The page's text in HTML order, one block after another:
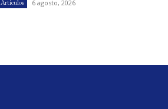
Artículos 6 agosto, 2026